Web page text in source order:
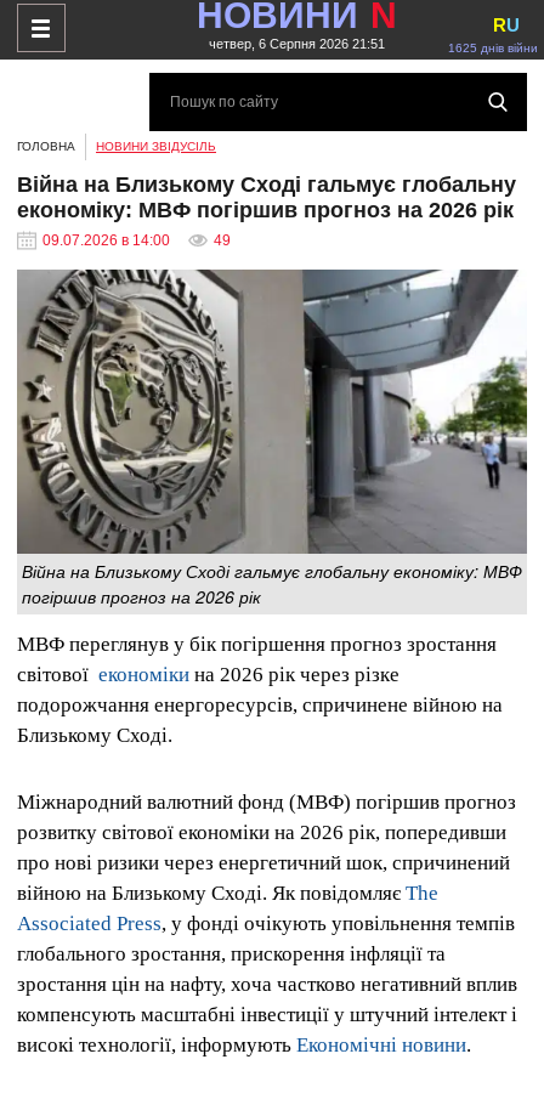
НОВИНИ N
четвер, 6 Серпня 2026 21:51 1625 днів війни
RU
ГОЛОВНА НОВИНИ ЗВІДУСІЛЬ
Війна на Близькому Сході гальмує глобальну
економіку: МВФ погіршив прогноз на 2026 рік
09.07.2026 в 14:00 49
Війна на Близькому Сході гальмує глобальну економіку: МВФ
погіршив прогноз на 2026 рік
МВФ переглянув у бік погіршення прогноз зростання
світової економіки на 2026 рік через різке
подорожчання енергоресурсів, спричинене війною на
Близькому Сході.
Міжнародний валютний фонд (МВФ) погіршив прогноз
розвитку світової економіки на 2026 рік, попередивши
про нові ризики через енергетичний шок, спричинений
війною на Близькому Сході. Як повідомляє The
Associated Press, у фонді очікують уповільнення темпів
глобального зростання, прискорення інфляції та
зростання цін на нафту, хоча частково негативний вплив
компенсують масштабні інвестиції у штучний інтелект і
високі технології, інформують Економічні новини.